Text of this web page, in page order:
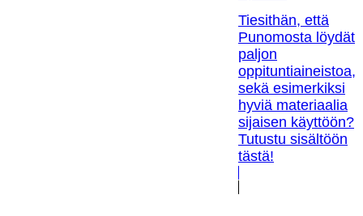
Tiesithän, että
Punomosta löydät
paljon
oppituntiaineistoa,
sekä esimerkiksi
hyviä materiaalia
sijaisen käyttöön?
Tutustu sisältöön
tästä!